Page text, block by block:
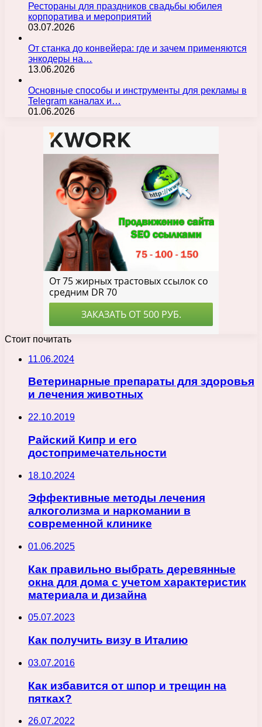
Рестораны для праздников свадьбы юбилея
корпоратива и мероприятий
03.07.2026
От станка до конвейера: где и зачем применяются
энкодеры на…
13.06.2026
Основные способы и инструменты для рекламы в
Telegram каналах и…
01.06.2026
Стоит почитать
11.06.2024
Ветеринарные препараты для здоровья
и лечения животных
22.10.2019
Райский Кипр и его
достопримечательности
18.10.2024
Эффективные методы лечения
алкоголизма и наркомании в
современной клинике
01.06.2025
Как правильно выбрать деревянные
окна для дома с учетом характеристик
материала и дизайна
05.07.2023
Как получить визу в Италию
03.07.2016
Как избавится от шпор и трещин на
пятках?
26.07.2022